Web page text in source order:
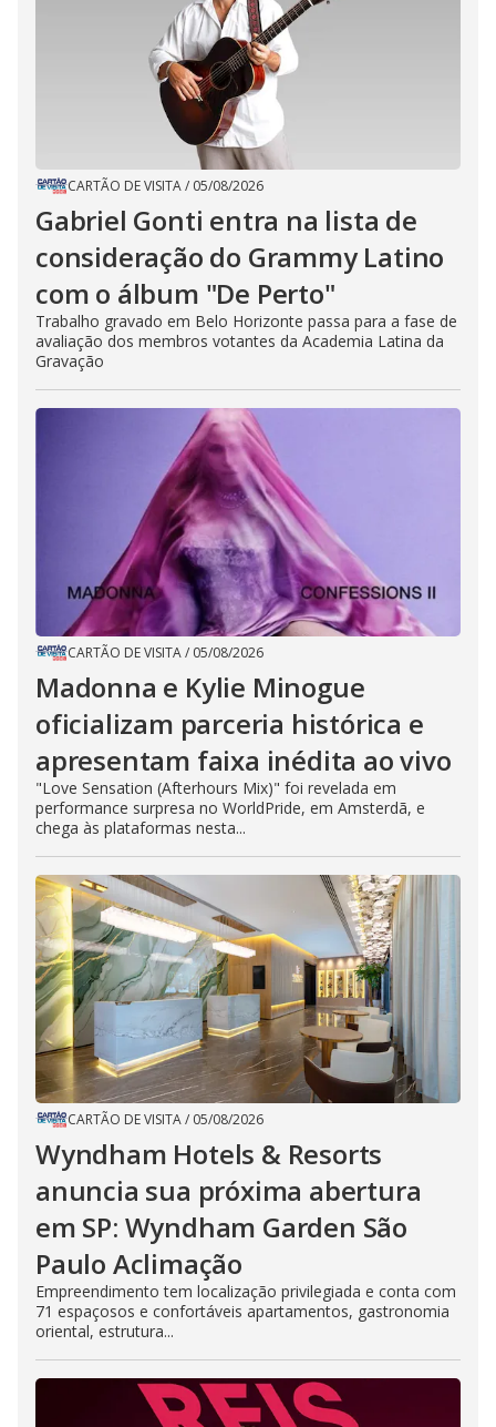
CARTÃO DE VISITA/ 05/08/2026
Gabriel Gonti entra na lista de
consideração do Grammy Latino
com o álbum "De Perto"
Trabalho gravado em Belo Horizonte passa para a fase de
avaliação dos membros votantes da Academia Latina da
Gravação
CARTÃO DE VISITA/ 05/08/2026
Madonna e Kylie Minogue
oficializam parceria histórica e
apresentam faixa inédita ao vivo
"Love Sensation (Afterhours Mix)" foi revelada em
performance surpresa no WorldPride, em Amsterdã, e
chega às plataformas nesta...
CARTÃO DE VISITA/ 05/08/2026
Wyndham Hotels & Resorts
anuncia sua próxima abertura
em SP: Wyndham Garden São
Paulo Aclimação
Empreendimento tem localização privilegiada e conta com
71 espaçosos e confortáveis apartamentos, gastronomia
oriental, estrutura...